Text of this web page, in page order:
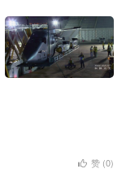
赞 (0)